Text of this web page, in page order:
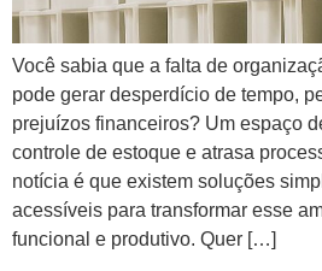
Você sabia que a falta de
pode gerar desperdício de tempo,
prejuízos financeiros? Um espaço
controle de estoque e atrasa
notícia é que existem soluções
acessíveis para transformar esse
funcional e produtivo. Quer […]